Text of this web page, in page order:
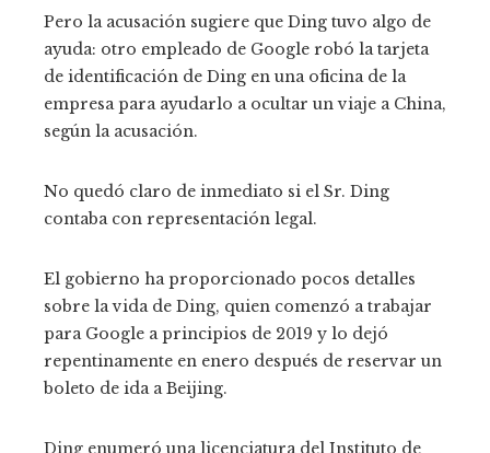
Pero la acusación sugiere que Ding tuvo algo de
ayuda: otro empleado de Google robó la tarjeta
de identificación de Ding en una oficina de la
empresa para ayudarlo a ocultar un viaje a China,
según la acusación.
No quedó claro de inmediato si el Sr. Ding
contaba con representación legal.
El gobierno ha proporcionado pocos detalles
sobre la vida de Ding, quien comenzó a trabajar
para Google a principios de 2019 y lo dejó
repentinamente en enero después de reservar un
boleto de ida a Beijing.
Ding enumeró una licenciatura del Instituto de